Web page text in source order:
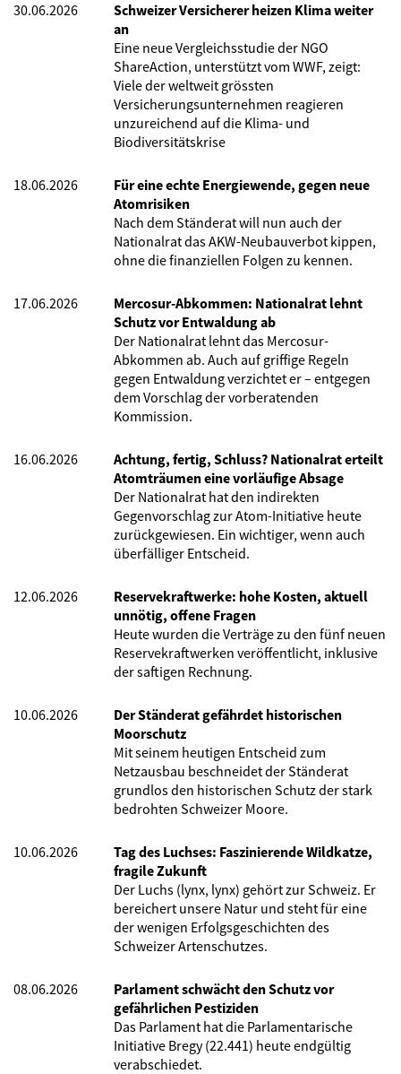
30.06.2026
Schweizer Versicherer heizen Klima weiter
an
Eine neue Vergleichsstudie der NGO
ShareAction, unterstützt vom WWF, zeigt:
Viele der weltweit grössten
Versicherungsunternehmen reagieren
unzureichend auf die Klima- und
Biodiversitätskrise
18.06.2026
Für eine echte Energiewende, gegen neue
Atomrisiken
Nach dem Ständerat will nun auch der
Nationalrat das AKW-Neubauverbot kippen,
ohne die finanziellen Folgen zu kennen.
17.06.2026
Mercosur-Abkommen: Nationalrat lehnt
Schutz vor Entwaldung ab
Der Nationalrat lehnt das Mercosur-
Abkommen ab. Auch auf griffige Regeln
gegen Entwaldung verzichtet er – entgegen
dem Vorschlag der vorberatenden
Kommission.
16.06.2026
Achtung, fertig, Schluss? Nationalrat erteilt
Atomträumen eine vorläufige Absage
Der Nationalrat hat den indirekten
Gegenvorschlag zur Atom-Initiative heute
zurückgewiesen. Ein wichtiger, wenn auch
überfälliger Entscheid.
12.06.2026
Reservekraftwerke: hohe Kosten, aktuell
unnötig, offene Fragen
Heute wurden die Verträge zu den fünf neuen
Reservekraftwerken veröffentlicht, inklusive
der saftigen Rechnung.
10.06.2026
Der Ständerat gefährdet historischen
Moorschutz
Mit seinem heutigen Entscheid zum
Netzausbau beschneidet der Ständerat
grundlos den historischen Schutz der stark
bedrohten Schweizer Moore.
10.06.2026
Tag des Luchses: Faszinierende Wildkatze,
fragile Zukunft
Der Luchs (lynx, lynx) gehört zur Schweiz. Er
bereichert unsere Natur und steht für eine
der wenigen Erfolgsgeschichten des
Schweizer Artenschutzes.
08.06.2026
Parlament schwächt den Schutz vor
gefährlichen Pestiziden
Das Parlament hat die Parlamentarische
Initiative Bregy (22.441) heute endgültig
verabschiedet.